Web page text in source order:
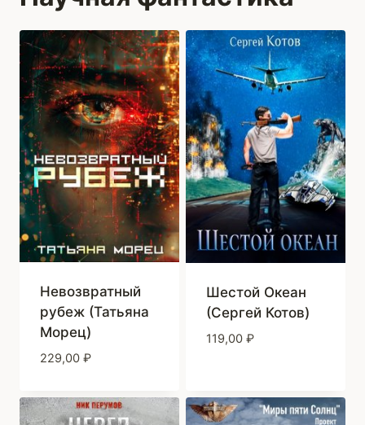
Невозвратный
рубеж (Татьяна
Морец)
229,00 ₽
Шестой Океан
(Сергей Котов)
119,00 ₽